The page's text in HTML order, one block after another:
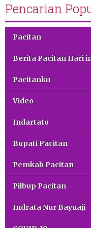
Pencarian
Pacitan
Berita Pacitan Hari
Pacitanku
Video
Indartato
Bupati Pacitan
Pemkab Pacitan
Pilbup Pacitan
Indrata Nur Bayuaji